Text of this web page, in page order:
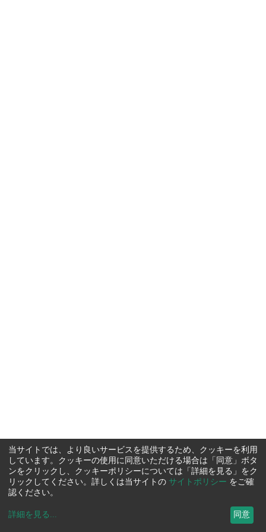
当サイトでは、より良いサービスを提供するため、クッキーを利用
しています。クッキーの使用に同意いただける場合は「同意」ボタ
ンをクリックし、クッキーポリシーについては「詳細を見る」をク
リックしてください。詳しくは当サイトの サイトポリシー をご確
認ください。
詳細を見る ... 同意